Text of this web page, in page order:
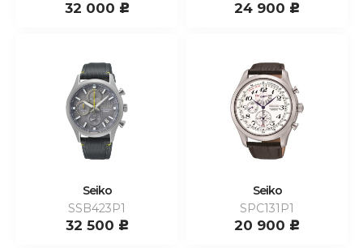
32 000 c 24 900 c
Seiko
SSB423P1
32 500 c
Seiko
SPC131P1
20 900 c